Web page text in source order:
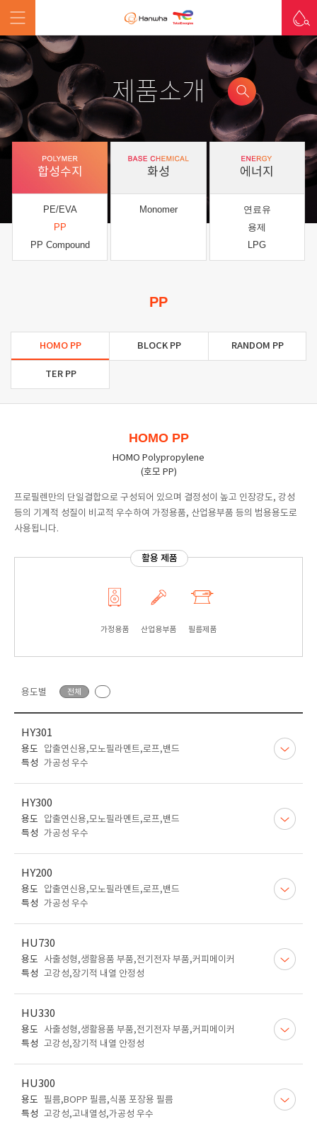
제품소개
합성수지
PE/EVA
PP
PP Compound
화성
Monomer
에너지
연료유
용제
LPG
PP
HOMO PP BLOCK PP RANDOM PP
TER PP
HOMO PP
HOMO Polypropylene
(호모 PP)
프로필렌만의 단일결합으로 구성되어 있으며 결정성이 높고 인장강도, 강성
등의 기계적 성질이 비교적 우수하여 가정용품, 산업용부품 등의 범용용도로
사용됩니다.
활용 제품
가정용품 산업용부품 필름제품
용도별 전체
HY301
용도
압출연신용,모노필라멘트,로프,밴드
특성 가공성 우수
HY300
용도
압출연신용,모노필라멘트,로프,밴드
특성 가공성 우수
HY200
용도
압출연신용,모노필라멘트,로프,밴드
특성 가공성 우수
HU730
용도
사출성형,생활용품 부품,전기전자 부품,커피메이커
특성 고강성,장기적 내열 안정성
HU330
용도
사출성형,생활용품 부품,전기전자 부품,커피메이커
특성 고강성,장기적 내열 안정성
HU300
용도 필름,BOPP 필름,식품 포장용 필름
특성 고강성,고내열성,가공성 우수